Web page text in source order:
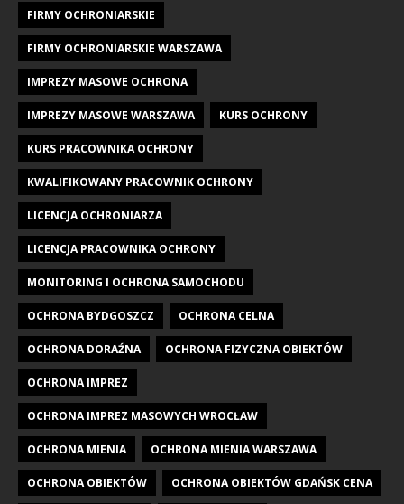
FIRMY OCHRONIARSKIE
FIRMY OCHRONIARSKIE WARSZAWA
IMPREZY MASOWE OCHRONA
IMPREZY MASOWE WARSZAWA KURS OCHRONY
KURS PRACOWNIKA OCHRONY
KWALIFIKOWANY PRACOWNIK OCHRONY
LICENCJA OCHRONIARZA
LICENCJA PRACOWNIKA OCHRONY
MONITORING I OCHRONA SAMOCHODU
OCHRONA BYDGOSZCZ OCHRONA CELNA
OCHRONA DORAŹNA OCHRONA FIZYCZNA OBIEKTÓW
OCHRONA IMPREZ
OCHRONA IMPREZ MASOWYCH WROCŁAW
OCHRONA MIENIA OCHRONA MIENIA WARSZAWA
OCHRONA OBIEKTÓW OCHRONA OBIEKTÓW GDAŃSK CENA